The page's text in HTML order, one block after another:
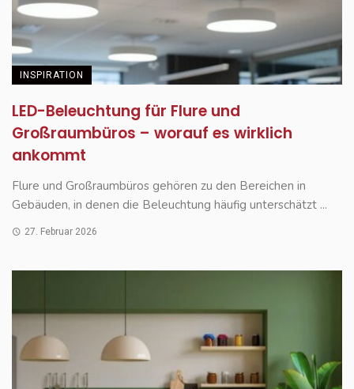
INSPIRATION
LED-Beleuchtung für Flure und
Großraumbüros – worauf es wirklich
ankommt
Flure und Großraumbüros gehören zu den Bereichen in
Gebäuden, in denen die Beleuchtung häufig unterschätzt ...
27. Februar 2026